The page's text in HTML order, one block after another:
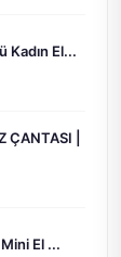
Kadın El...
ÇANTASI |
El ...